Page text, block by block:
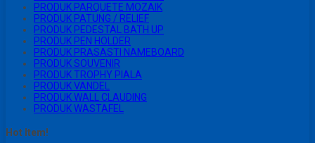
PRODUK PARQUETE MOZAIK
PRODUK PATUNG / RELIEF
PRODUK PEDESTAL BATH UP
PRODUK PEN HOLDER
PRODUK PRASASTI NAMEBOARD
PRODUK SOUVENIR
PRODUK TROPHY PIALA
PRODUK VANDEL
PRODUK WALL CLAUDING
PRODUK WASTAFEL
Hot Item!